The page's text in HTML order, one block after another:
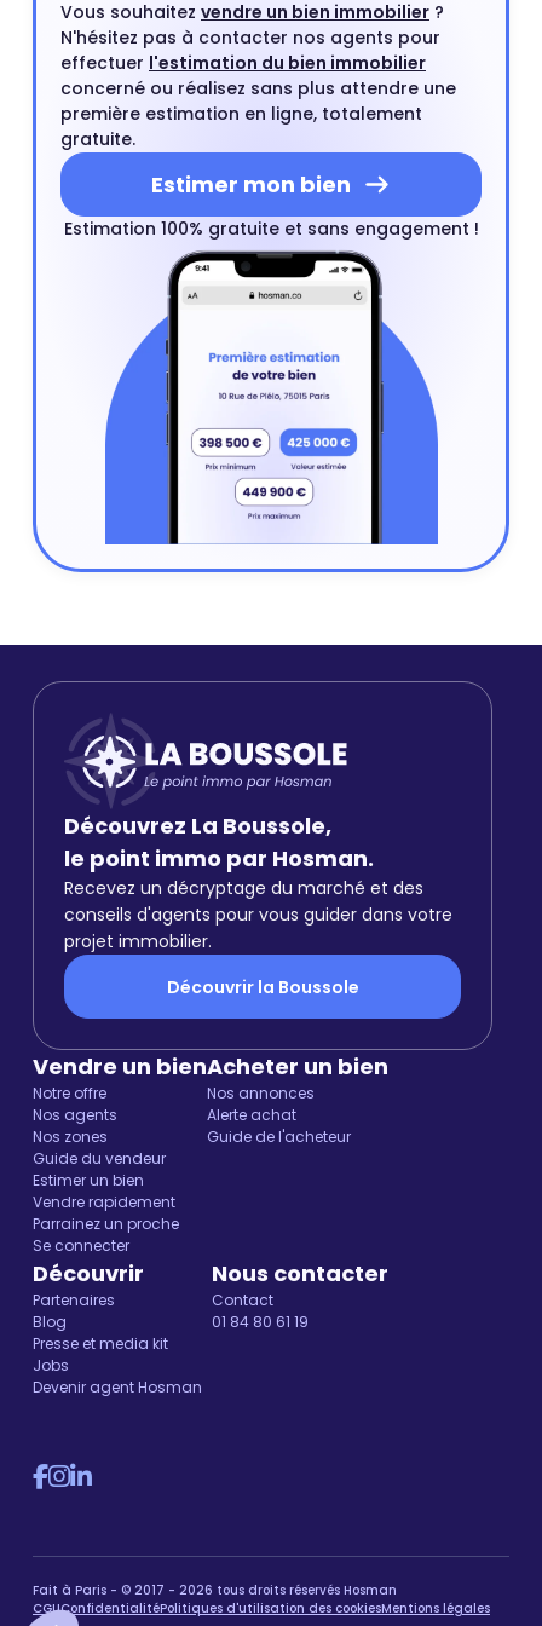
Vous souhaitez vendre un bien immobilier ?
N'hésitez pas à contacter nos agents pour
effectuer l'estimation du bien immobilier
concerné ou réalisez sans plus attendre une
première estimation en ligne, totalement
gratuite.
Estimer mon bien
Estimation 100% gratuite et sans engagement !
Découvrez La Boussole,
le point immo par Hosman.
Recevez un décryptage du marché et des
conseils d'agents pour vous guider dans votre
projet immobilier.
Découvrir la Boussole
Vendre un bien
Notre offre
Nos agents
Nos zones
Guide du vendeur
Estimer un bien
Vendre rapidement
Parrainez un proche
Se connecter
Acheter un bien
Nos annonces
Alerte achat
Guide de l'acheteur
Découvrir
Partenaires
Blog
Presse et media kit
Jobs
Devenir agent Hosman
Nous contacter
Contact
01 84 80 61 19
Fait à Paris - © 2017 - 2026 tous droits réservés Hosman
CGUConfidentialitéPolitiques d'utilisation des cookiesMentions légales